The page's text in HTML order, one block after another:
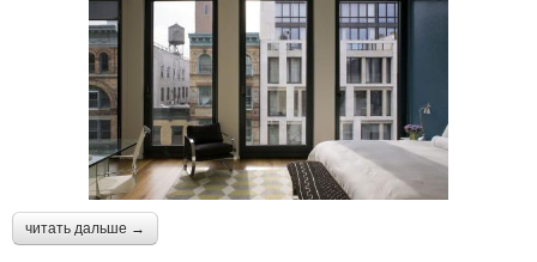
читать дальше →